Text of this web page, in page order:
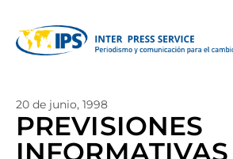
20 de junio, 1998
PREVISIONES